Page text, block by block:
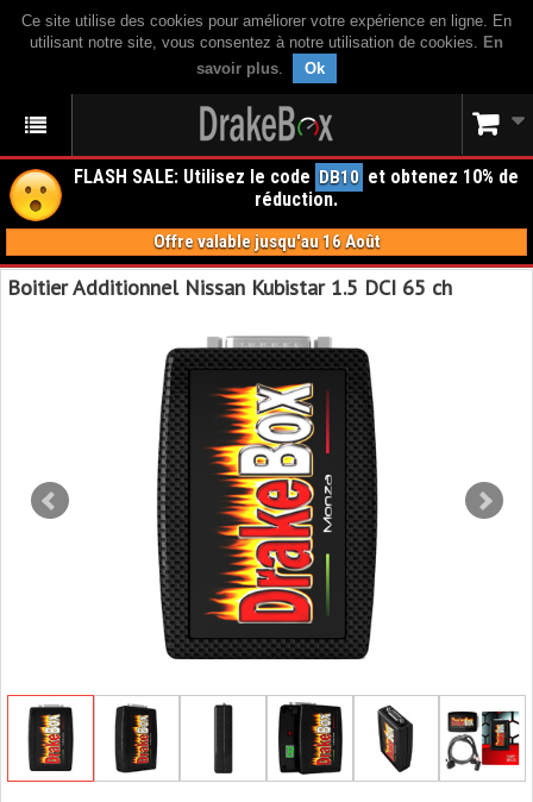
Ce site utilise des cookies pour améliorer votre expérience en ligne. En
utilisant notre site, vous consentez à notre utilisation de cookies. En
savoir plus. Ok
FLASH SALE: Utilisez le code DB10 et obtenez 10% de
réduction.
Offre valable jusqu'au 16 Août
Boitier Additionnel Nissan Kubistar 1.5 DCI 65 ch